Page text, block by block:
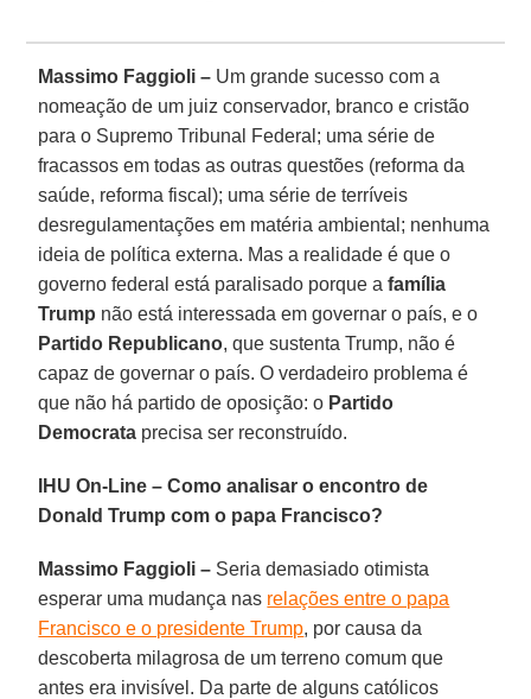
Massimo Faggioli – Um grande sucesso com a
nomeação de um juiz conservador, branco e cristão
para o Supremo Tribunal Federal; uma série de
fracassos em todas as outras questões (reforma da
saúde, reforma fiscal); uma série de terríveis
desregulamentações em matéria ambiental; nenhuma
ideia de política externa. Mas a realidade é que o
governo federal está paralisado porque afamília
Trump não está interessada em governar o país, e o
Partido Republicano, que sustenta Trump, não é
capaz de governar o país. O verdadeiro problema é
que não há partido de oposição: o Partido
Democrata precisa ser reconstruído.
IHU On-Line – Como analisar o encontro de
Donald Trump com o papa Francisco?
Massimo Faggioli – Seria demasiado otimista
esperar uma mudança nas relações entre o papa
Francisco e o presidente Trump, por causa da
descoberta milagrosa de um terreno comum que
antes era invisível. Da parte de alguns católicos